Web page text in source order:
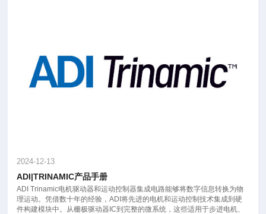
2024-12-13
ADI|TRINAMIC产品手册
ADI Trinamic电机驱动器和运动控制器集成电路能够将数字信息转换为物
理运动。凭借数十年的经验，ADI将先进的电机和运动控制技术集成到硬
件构建模块中。从栅极驱动器IC到完整的微系统，这些适用于步进电机、